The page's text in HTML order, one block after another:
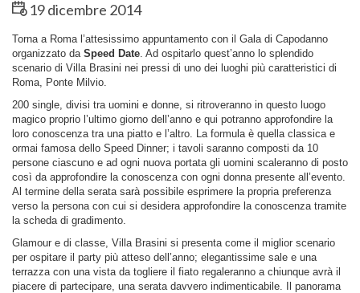
19 dicembre 2014
Torna a Roma l’attesissimo appuntamento con il Gala di Capodanno
organizzato da Speed Date. Ad ospitarlo quest’anno lo splendido
scenario di Villa Brasini nei pressi di uno dei luoghi più caratteristici di
Roma, Ponte Milvio.
200 single, divisi tra uomini e donne, si ritroveranno in questo luogo
magico proprio l’ultimo giorno dell’anno e qui potranno approfondire la
loro conoscenza tra una piatto e l’altro. La formula è quella classica e
ormai famosa dello Speed Dinner; i tavoli saranno composti da 10
persone ciascuno e ad ogni nuova portata gli uomini scaleranno di posto
così da approfondire la conoscenza con ogni donna presente all’evento.
Al termine della serata sarà possibile esprimere la propria preferenza
verso la persona con cui si desidera approfondire la conoscenza tramite
la scheda di gradimento.
Glamour e di classe, Villa Brasini si presenta come il miglior scenario
per ospitare il party più atteso dell’anno; elegantissime sale e una
terrazza con una vista da togliere il fiato regaleranno a chiunque avrà il
piacere di partecipare, una serata davvero indimenticabile. Il panorama